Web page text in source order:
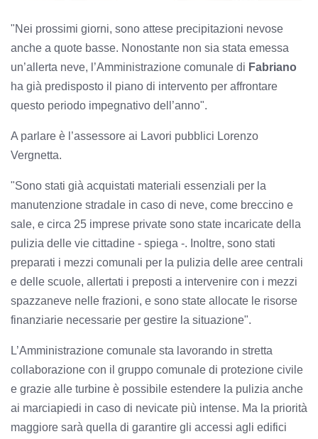
"Nei prossimi giorni, sono attese precipitazioni nevose
anche a quote basse. Nonostante non sia stata emessa
un’allerta neve, l’Amministrazione comunale di Fabriano
ha già predisposto il piano di intervento per affrontare
questo periodo impegnativo dell’anno".
A parlare è l’assessore ai Lavori pubblici Lorenzo
Vergnetta.
"Sono stati già acquistati materiali essenziali per la
manutenzione stradale in caso di neve, come breccino e
sale, e circa 25 imprese private sono state incaricate della
pulizia delle vie cittadine - spiega -. Inoltre, sono stati
preparati i mezzi comunali per la pulizia delle aree centrali
e delle scuole, allertati i preposti a intervenire con i mezzi
spazzaneve nelle frazioni, e sono state allocate le risorse
finanziarie necessarie per gestire la situazione".
L’Amministrazione comunale sta lavorando in stretta
collaborazione con il gruppo comunale di protezione civile
e grazie alle turbine è possibile estendere la pulizia anche
ai marciapiedi in caso di nevicate più intense. Ma la priorità
maggiore sarà quella di garantire gli accessi agli edifici